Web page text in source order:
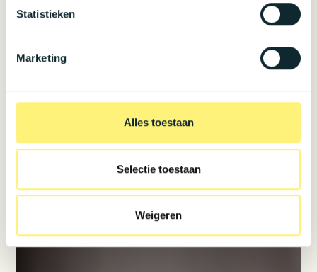
Statistieken
Marketing
Alles toestaan
Selectie toestaan
Weigeren